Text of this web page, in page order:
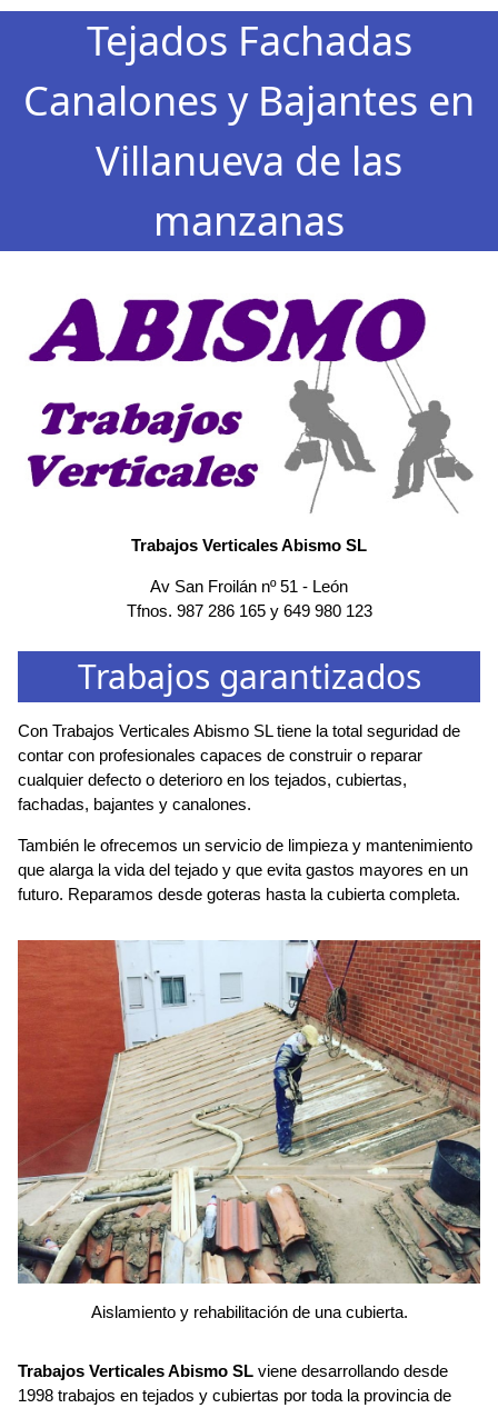
Tejados Fachadas
Canalones y Bajantes en
Villanueva de las
manzanas
Trabajos Verticales Abismo SL
Av San Froilán nº 51 - León
Tfnos. 987 286 165y 649 980 123
Trabajos garantizados
Con Trabajos Verticales Abismo SL tiene la total seguridad de
contar con profesionales capaces de construir o reparar
cualquier defecto o deterioro en los tejados, cubiertas,
fachadas, bajantes y canalones.
También le ofrecemos un servicio de limpieza y mantenimiento
que alarga la vida del tejado y que evita gastos mayores en un
futuro. Reparamos desde goteras hasta la cubierta completa.
Aislamiento y rehabilitación de una cubierta.
Trabajos Verticales Abismo SL viene desarrollando desde
1998 trabajos en tejados y cubiertas por toda la provincia de